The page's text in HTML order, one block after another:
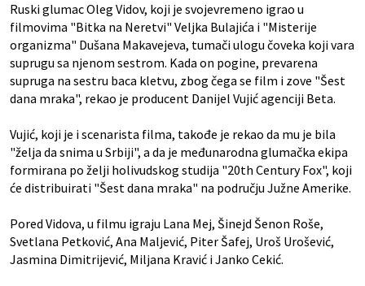
Ruski glumac Oleg Vidov, koji je svojevremeno igrao u
filmovima "Bitka na Neretvi" Veljka Bulajića i "Misterije
organizma" Dušana Makavejeva, tumači ulogu čoveka koji vara
suprugu sa njenom sestrom. Kada on pogine, prevarena
supruga na sestru baca kletvu, zbog čega se film i zove "Šest
dana mraka", rekao je producent Danijel Vujić agenciji Beta.
Vujić, koji je i scenarista filma, takođe je rekao da mu je bila
"želja da snima u Srbiji", a da je međunarodna glumačka ekipa
formirana po želji holivudskog studija "20th Century Fox", koji
će distribuirati "Šest dana mraka" na području Južne Amerike.
Pored Vidova, u filmu igraju Lana Mej, Šinejd Šenon Roše,
Svetlana Petković, Ana Maljević, Piter Šafej, Uroš Urošević,
Jasmina Dimitrijević, Miljana Kravić i Janko Cekić.